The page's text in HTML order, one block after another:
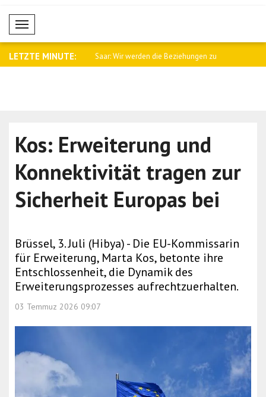
Mobil Menü
LETZTE MINUTE:
Baqaei an Saar: Wir werden die Beziehungen zu
Kos: Erweiterung und
Konnektivität tragen zur
Sicherheit Europas bei
Brüssel, 3. Juli (Hibya) - Die EU-Kommissarin
für Erweiterung, Marta Kos, betonte ihre
Entschlossenheit, die Dynamik des
Erweiterungsprozesses aufrechtzuerhalten.
03 Temmuz 2026 09:07